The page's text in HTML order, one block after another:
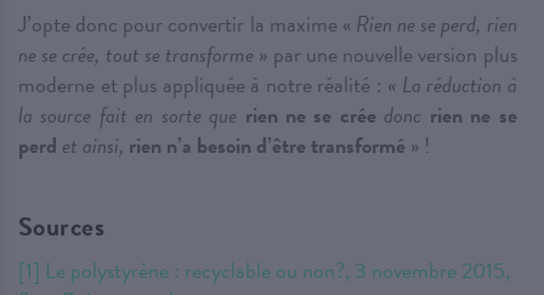
J’opte donc pour convertir la maxime « Rien ne se perd, rien
ne se crée, tout se transforme » par une nouvelle version plus
moderne et plus appliquée à notre réalité : « La réduction à
la source fait en sorte que rien ne se crée donc rien ne se
perd et ainsi, rien n’a besoin d’être transformé » !
Sources
[1] Le polystyrène : recyclable ou non?, 3 novembre 2015,